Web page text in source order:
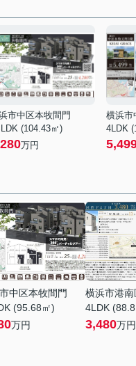
市中区本牧間門
(104.43㎡)
万円
横浜市
4LDK
中区本牧間門
(95.68㎡)
万円
横浜市港南
4LDK
3,480万円